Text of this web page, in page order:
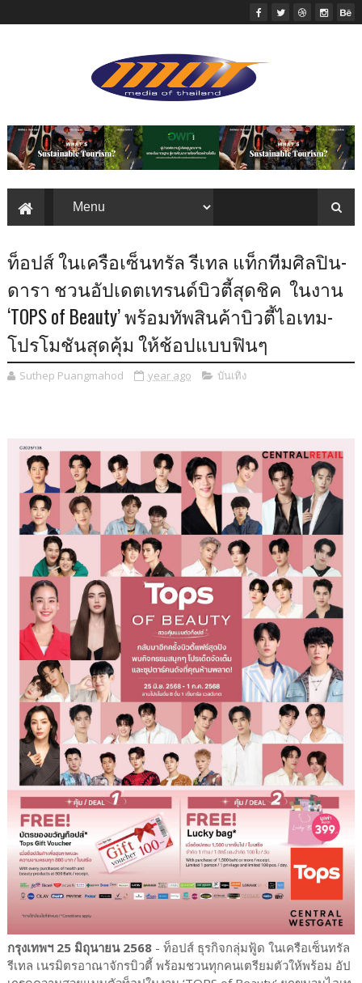
ท็อปส์ ในเครือเซ็นทรัล รีเทล แท็กทีมศิลปิน-
ดารา ชวนอัปเดตเทรนด์บิวตี้สุดชิค ในงาน
‘TOPS of Beauty’ พร้อมทัพสินค้าบิวตี้ไอเทม-
โปรโมชันสุดคุ้ม ให้ช้อปแบบฟินๆ
Suthep Puangmahod year ago บันเทิง
กรุงเทพฯ 25 มิถุนายน 2568- ท็อปส์ ธุรกิจกลุ่มฟู้ด ในเครือเซ็นทรัล
รีเทล เนรมิตรอาณาจักรบิวตี้ พร้อมชวนทุกคนเตรียมตัวให้พร้อม อัป